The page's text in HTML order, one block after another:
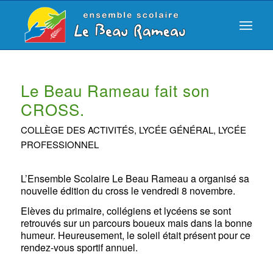
Le Beau Rameau fait son
CROSS.
COLLÈGE DES ACTIVITÉS, LYCÉE GÉNÉRAL, LYCÉE
PROFESSIONNEL
L’Ensemble Scolaire Le Beau Rameau a organisé sa
nouvelle édition du cross le vendredi 8 novembre.
Elèves du primaire, collégiens et lycéens se sont
retrouvés sur un parcours boueux mais dans la bonne
humeur. Heureusement, le soleil était présent pour ce
rendez-vous sportif annuel.